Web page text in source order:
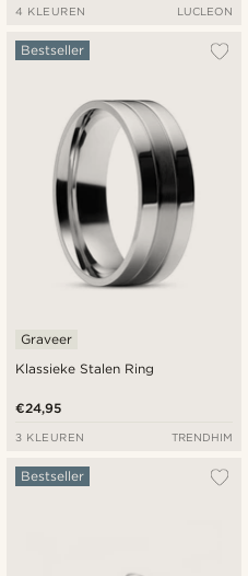
4 KLEUREN LUCLEON
Klassieke Stalen Ring
Bestseller
Graveer
€24,95
3 KLEUREN TRENDHIM
Bestseller